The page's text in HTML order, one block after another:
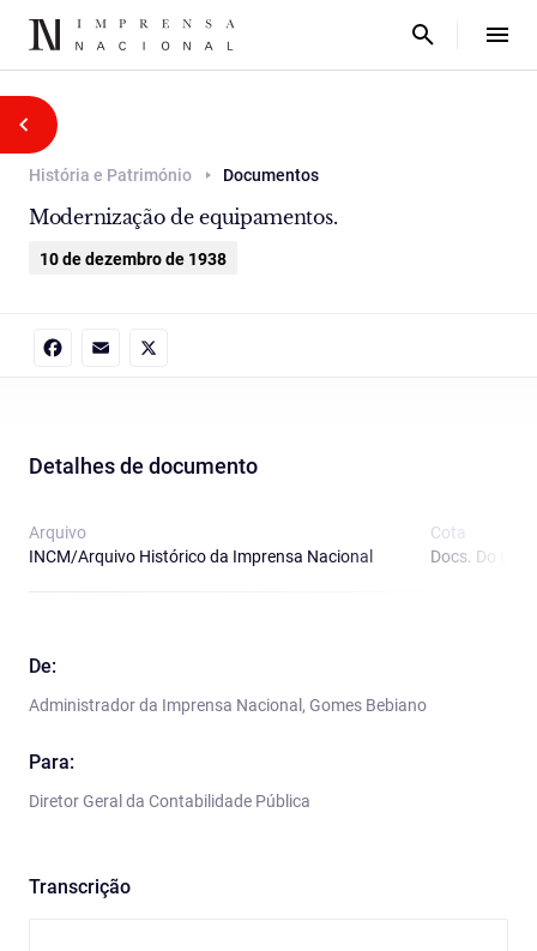
História e Património Documentos
Modernização de equipamentos.
10 de dezembro de 1938
Detalhes de documento
Arquivo
INCM/Arquivo Histórico da Imprensa Nacional
Cota
Docs. Do
De:
Administrador da Imprensa Nacional, Gomes Bebiano
Para:
Diretor Geral da Contabilidade Pública
Transcrição